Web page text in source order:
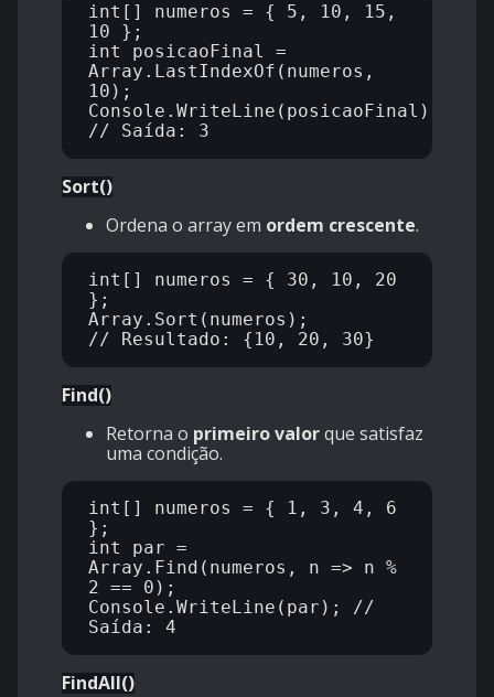
int[] numeros = { 5, 10, 15,
10 };
int posicaoFinal =
Array.LastIndexOf(numeros,
10);
Console.WriteLine(posicaoFinal);
Sort()
Ordena o array em ordem crescente.
int[] numeros = { 30, 10, 20
};
Array.Sort(numeros);
Find()
Retorna o primeiro valorque satisfaz
uma condição.
int[] numeros = { 1, 3, 4, 6
};
int par =
Array.Find(numeros, n => n %
2 == 0);
Console.WriteLine(par); //
FindAll()